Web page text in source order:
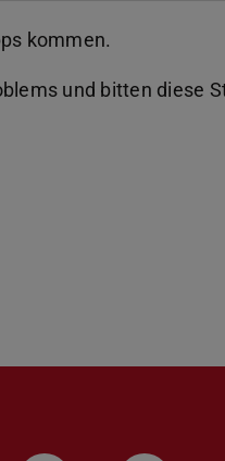
kommen.
und bitten diese